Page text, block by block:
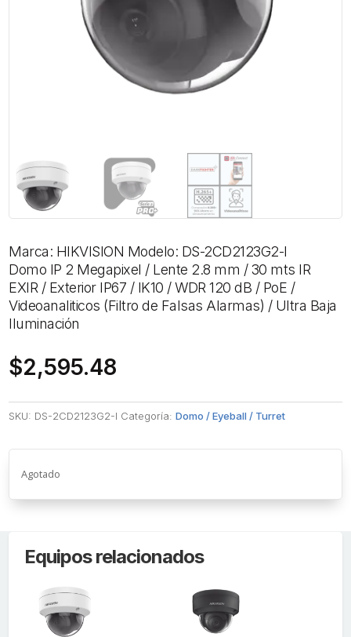
Marca: HIKVISION Modelo: DS-2CD2123G2-I
Domo IP 2 Megapixel / Lente 2.8 mm / 30 mts IR
EXIR / Exterior IP67 / IK10 / WDR 120 dB / PoE /
Videoanaliticos (Filtro de Falsas Alarmas) / Ultra Baja
Iluminación
$2,595.48
SKU: DS-2CD2123G2-I Categoría:Domo / Eyeball / Turret
Agotado
Equipos relacionados